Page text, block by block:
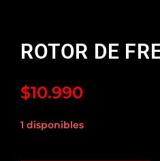
ROTOR DE
$10.990
1 disponibles